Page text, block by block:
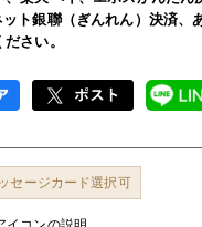
ト銀聯（ぎんれん）決済、
さい。
セージカード選択可